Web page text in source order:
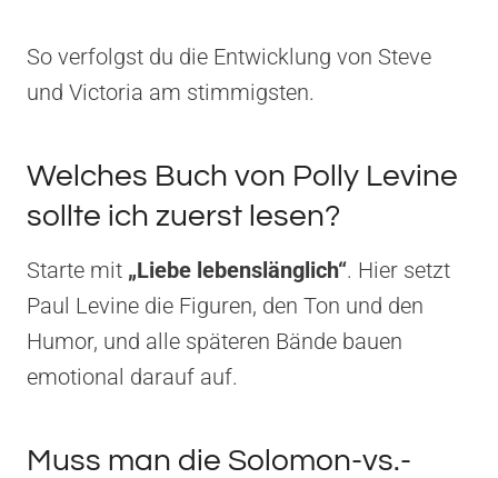
So verfolgst du die Entwicklung von Steve
und Victoria am stimmigsten.
Welches Buch von Polly Levine
sollte ich zuerst lesen?
Starte mit „Liebe lebenslänglich“. Hier setzt
Paul Levine die Figuren, den Ton und den
Humor, und alle späteren Bände bauen
emotional darauf auf.
Muss man die Solomon-vs.-